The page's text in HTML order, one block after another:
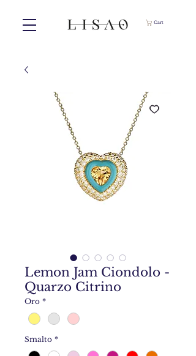
Cart
Lemon Jam Ciondolo -
Quarzo Citrino
Oro *
Smalto *